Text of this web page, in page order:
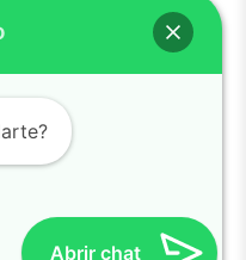
Rights Reserved
Abrir chat